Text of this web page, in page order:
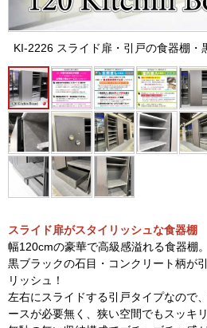
KI-2226 スライド扉・引戸の食器棚・
スライド扉がスタイリッシュな食器棚
幅120cmの豪華で高級感溢れる食器棚。
黒ブラックの石目・コンクリート柄が
リッシュ！
左右にスライドする引戸タイプなので
ースが必要無く、狭い空間でもスッキ